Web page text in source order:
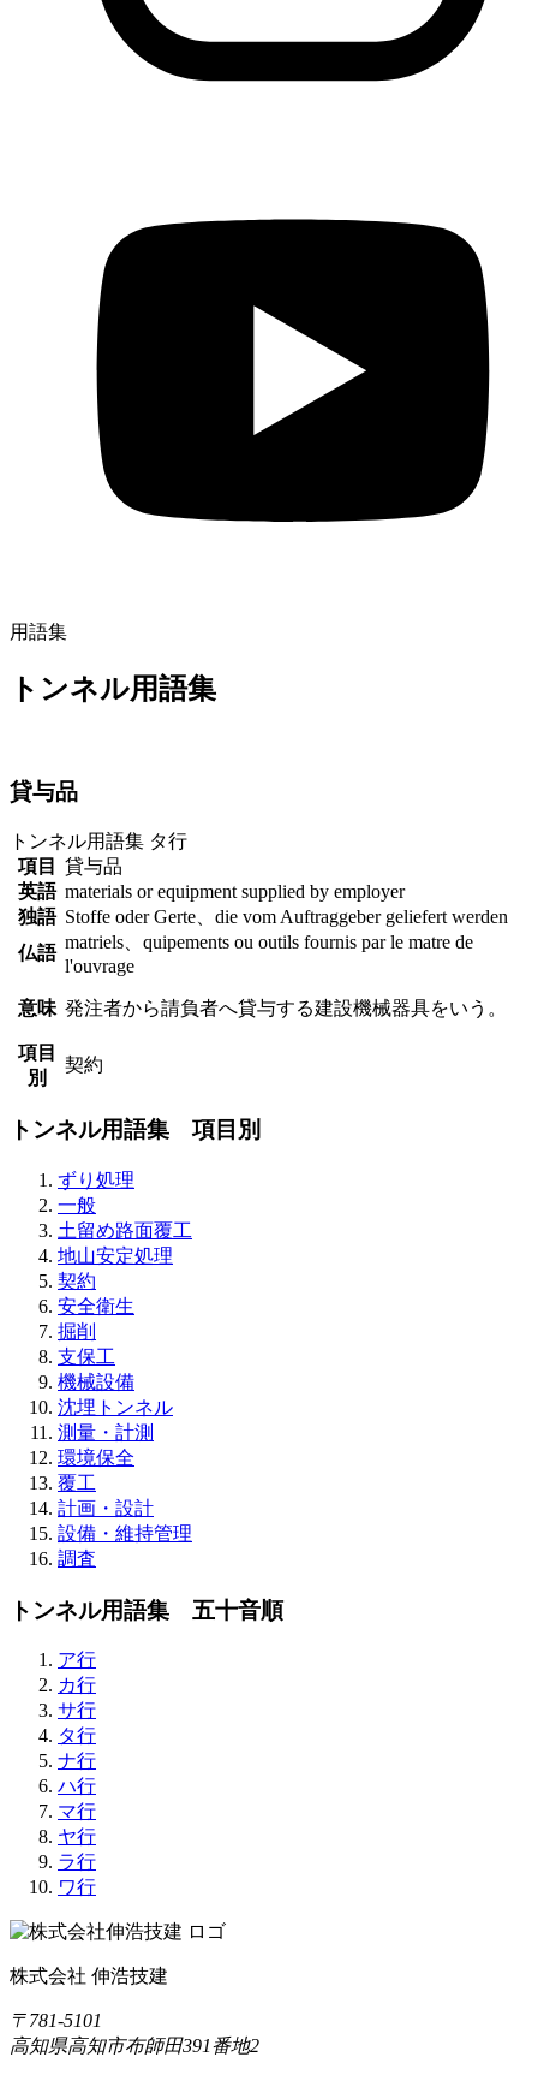
用語集
トンネル用語集
貸与品
トンネル用語集 タ行
項目
貸与品
英語 materials or equipment supplied by employer
独語 Stoffe oder Gerte、die vom Auftraggeber geliefert werden
仏語
matriels、quipements ou outils fournis par le matre de
l'ouvrage
意味 発注者から請負者へ貸与する建設機械器具をいう。
項目
別
契約
トンネル用語集 項目別
ずり処理
一般
土留め路面覆工
地山安定処理
契約
安全衛生
掘削
支保工
機械設備
沈埋トンネル
測量・計測
環境保全
覆工
計画・設計
設備・維持管理
調査
トンネル用語集 五十音順
ア行
カ行
サ行
タ行
ナ行
ハ行
マ行
ヤ行
ラ行
ワ行
株式会社 伸浩技建
〒781-5101
高知県高知市布師田391番地2